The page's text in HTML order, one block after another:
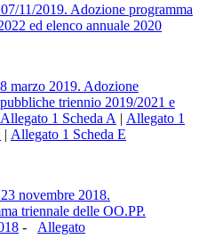
11/2019. Adozione programma
ed elenco annuale 2020
marzo 2019. Adozione
triennio 2019/2021 e
Allegato 1 Scheda A | Allegato 1
| Allegato 1 Scheda E
novembre 2018.
triennale delle OO.PP.
- Allegato